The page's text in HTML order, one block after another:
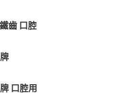
齒 口腔
口腔用